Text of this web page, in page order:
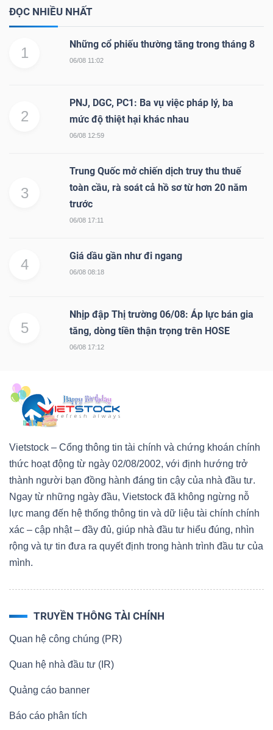
ĐỌC NHIỀU NHẤT
1
Những cổ phiếu thường tăng trong tháng 8
06/08 11:02
2
PNJ, DGC, PC1: Ba vụ việc pháp lý, ba
mức độ thiệt hại khác nhau
06/08 12:59
3
Trung Quốc mở chiến dịch truy thu thuế
toàn cầu, rà soát cả hồ sơ từ hơn 20 năm
trước
06/08 17:11
4
Giá dầu gần như đi ngang
06/08 08:18
5
Nhịp đập Thị trường 06/08: Áp lực bán gia
tăng, dòng tiền thận trọng trên HOSE
06/08 17:12
Vietstock – Cổng thông tin tài chính và chứng khoán chính
thức hoạt động từ ngày 02/08/2002, với định hướng trở
thành người bạn đồng hành đáng tin cậy của nhà đầu tư.
Ngay từ những ngày đầu, Vietstock đã không ngừng nỗ
lực mang đến hệ thống thông tin và dữ liệu tài chính chính
xác – cập nhật – đầy đủ, giúp nhà đầu tư hiểu đúng, nhìn
rộng và tự tin đưa ra quyết định trong hành trình đầu tư của
mình.
TRUYỀN THÔNG TÀI CHÍNH
Quan hệ công chúng (PR)
Quan hệ nhà đầu tư (IR)
Quảng cáo banner
Báo cáo phân tích